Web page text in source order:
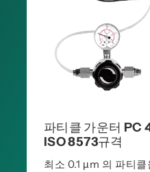
파티클 가운터 PC
ISO 8573규격
최소 0.1 µm 의 파티